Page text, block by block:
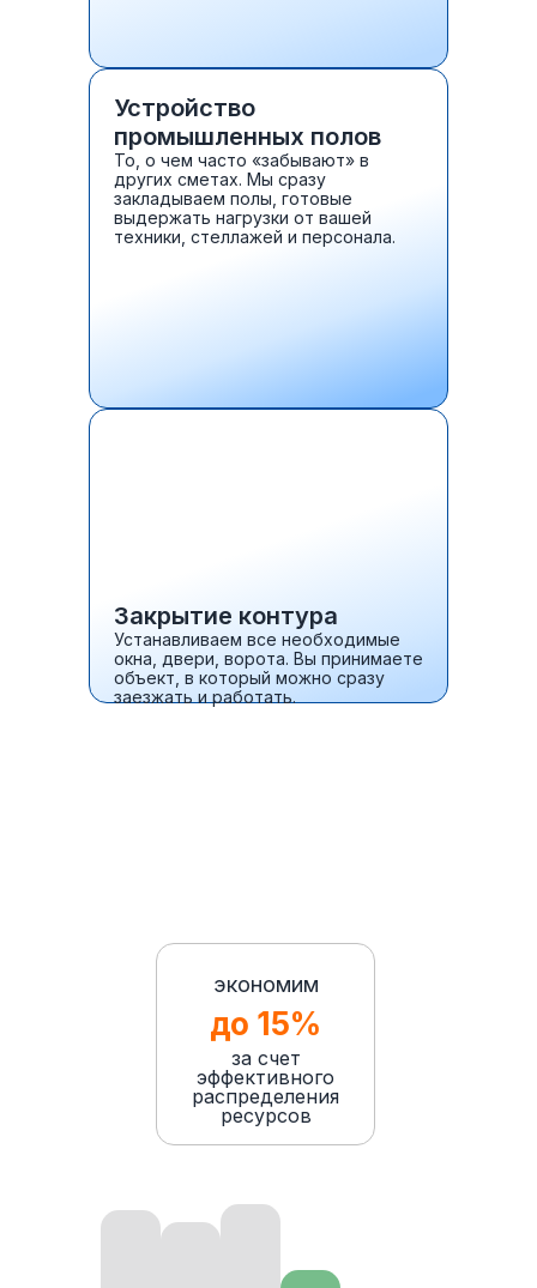
Устройство
промышленных полов
Закрытие контура
Устанавливаем все необходимые
окна, двери, ворота. Вы принимаете
объект, в который можно сразу
заезжать и работать.
экономим
до 15%
за счет
эффективного
распределения
ресурсов